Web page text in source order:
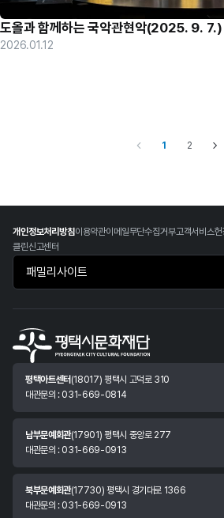
도올과 함께하는 국악관현악(2025. 9. 7.)
2026.01.12
1 2
개인정보처리방침이용약관이메일무단수집거부고객서비스헌
클린신고센터
패밀리사이트 바로가기
평택아트센터 (18017) 평택시 고덕로 310
대관문의 : 031-669-0814
남부문예회관(17901) 평택시 중앙로 277
대관문의 : 031-669-0913
북부문예회관(17730) 평택시 경기대로 1366
대관문의 : 031-669-0913